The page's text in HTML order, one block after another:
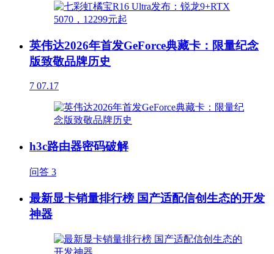
英伟达2026年首发GeForce典藏卡：限量纪念
版致敬品牌历史
7 07.17
h3c路由器密码破解
问答 3
最新显卡销量排行榜 国产适配信创生态的开发
神器